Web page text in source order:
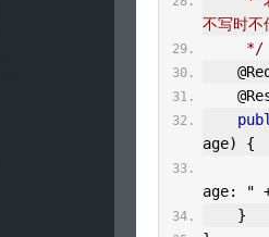
不写时不
     */
age)
{
age: "
}